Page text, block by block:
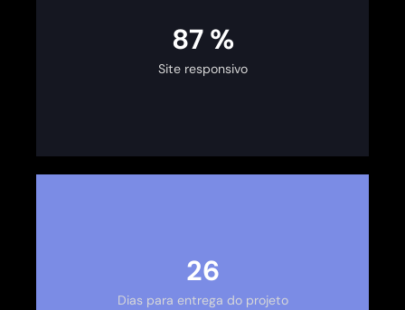
100%
Site responsivo
30
Dias para entrega do projeto